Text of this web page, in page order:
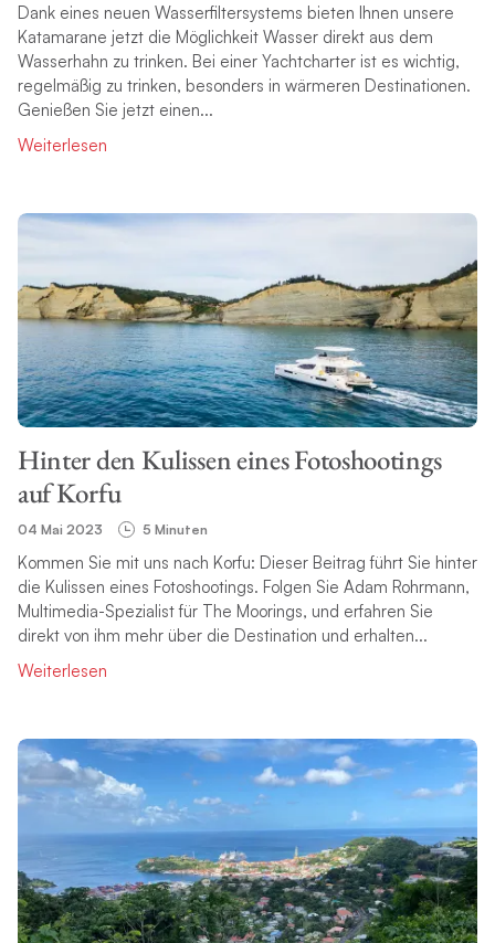
Dank eines neuen Wasserfiltersystems bieten Ihnen unsere
Katamarane jetzt die Möglichkeit Wasser direkt aus dem
Wasserhahn zu trinken. Bei einer Yachtcharter ist es wichtig,
regelmäßig zu trinken, besonders in wärmeren Destinationen.
Genießen Sie jetzt einen...
Weiterlesen
Hinter den Kulissen eines Fotoshootings
auf Korfu
04 Mai 2023 5 Minuten
Kommen Sie mit uns nach Korfu: Dieser Beitrag führt Sie hinter
die Kulissen eines Fotoshootings. Folgen Sie Adam Rohrmann,
Multimedia-Spezialist für The Moorings, und erfahren Sie
direkt von ihm mehr über die Destination und erhalten...
Weiterlesen